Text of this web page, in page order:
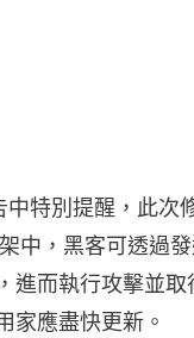
特別提醒，此次
中，黑客可透過
進而執行攻擊並
家應盡快更新。